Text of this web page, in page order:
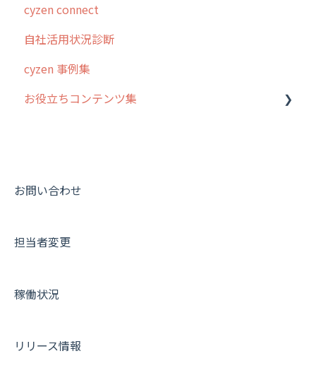
5. 基本的な使い方：システム管理者編
6. 基本的な使い方：ユーザー編
7. 初心者向けよくある質問集
8. 用語集
【業界業種別】cyzen設定方法
スポット
ステータス・主観
報告書・行動種別
勤怠管理
帳票出力
商品
報告閲覧
予定
日報
履歴
パフォーマンス
お知らせ
予定管理
スポット
ステータス・主観
報告書・行動種別
活動通知
商品
スポット・ステータス関連オプション
交通費自動計算
安全走行支援
写真管理・高画質化
その他オプション
契約・その他
ログインについて
グループ・ユーザーについて
GPS・位置情報 について
ルート自動記録 について
報告書について
メンバー画面について
cyzen connect
自社活用状況診断
cyzen 事例集
お役立ちコンテンツ集
動画集：共通
お問い合わせ
担当者変更
稼働状況
リリース情報